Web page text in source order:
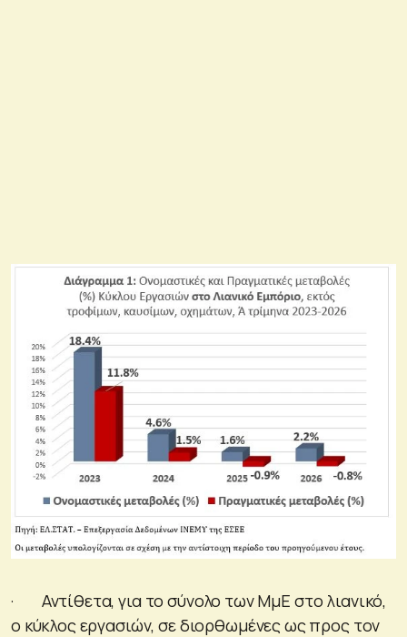
· Αντίθετα, για το σύνολο των ΜμΕ στο λιανικό,
ο κύκλος εργασιών, σε διορθωμένες ως προς τον